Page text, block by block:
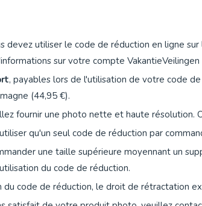
devez utiliser le code de réduction en ligne
sur votre compte
, payables lors de l'utilisation de votre code
(44,95 €).
fournir une photo nette et haute résolution.
qu'un seul code de réduction par
une taille supérieure moyennant un
du code de réduction.
du code de réduction, le droit de rétractation